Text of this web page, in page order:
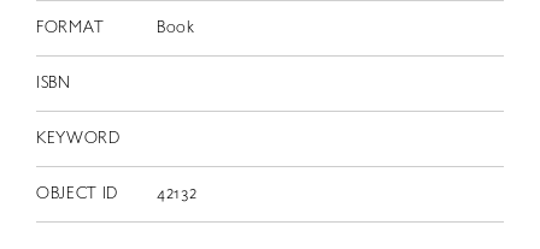
FORMAT Book
ISBN
KEYWORD
OBJECT ID 42132